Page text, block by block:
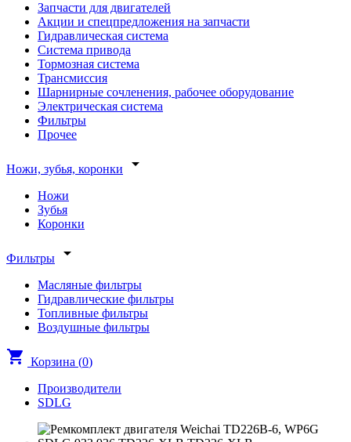
Запчасти для двигателей
Акции и спецпредложения на запчасти
Гидравлическая система
Система привода
Тормозная система
Трансмиссия
Шарнирные сочленения, рабочее оборудование
Электрическая система
Фильтры
Прочее
Ножи, зубья, коронки arrow_drop_down
Ножи
Зубья
Коронки
Фильтры arrow_drop_down
Масляные фильтры
Гидравлические фильтры
Топливные фильтры
Воздушные фильтры
shopping_cart Корзина (0)
Производители
SDLG